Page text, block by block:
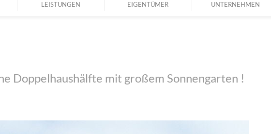
LEISTUNGEN EIGENTÜMER UNTERNEHMEN
Doppelhaushälfte mit großem Sonnengarten !